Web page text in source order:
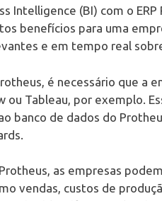
Intelligence (BI) com o
benefícios para uma
e em tempo real
é necessário que a
ou Tableau, por exemplo.
banco de dados do
as empresas
vendas, custos de